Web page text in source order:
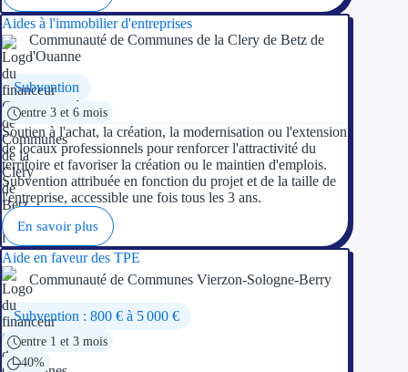
Aides à l'immobilier d'entreprises
Communauté de Communes de la Clery de Betz de
l'Ouanne
Subvention
entre 3 et 6 mois
Soutien à l'achat, la création, la modernisation ou l'extension
de locaux professionnels pour renforcer l'attractivité du
territoire et favoriser la création ou le maintien d'emplois.
Subvention attribuée en fonction du projet et de la taille de
l'entreprise, accessible une fois tous les 3 ans.
En savoir plus
Aide en faveur des TPE
Communauté de Communes Vierzon-Sologne-Berry
Subvention : 800 € à 5 000 €
entre 1 et 3 mois
40%